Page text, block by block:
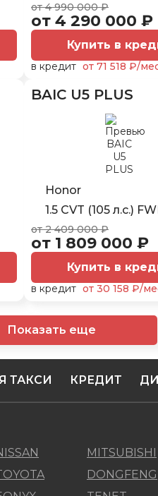
от 4 990 000 ₽
от 4 290 000 ₽
Купить в
в кредит от 71 518 ₽/
BAIC U5 PLUS
Honor
1.5 CVT (105 л.с.)
от 2 409 000 ₽
от 1 809 000 ₽
Купить в
в кредит от 30 158 ₽/
Показать еще
ТАКСИ КРЕДИТ
MITSUBISHI
DONGFENG